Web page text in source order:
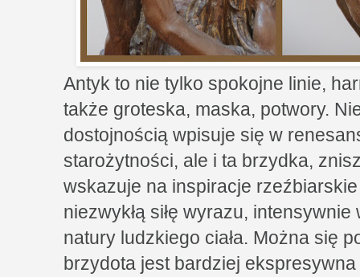
Antyk to nie tylko spokojne linie,
także groteska, maska, potwory.
dostojnością wpisuje się w
starożytności, ale i ta brzydka,
wskazuje na inspiracje
niezwykłą siłę wyrazu,
natury ludzkiego ciała. Można się
brzydota jest bardziej